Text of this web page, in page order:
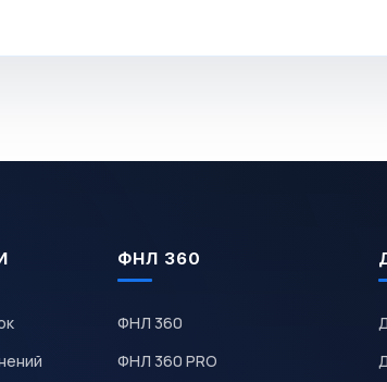
ФНЛ 360
ФНЛ 360
ФНЛ 360 PRO